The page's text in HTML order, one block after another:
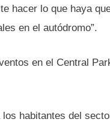
hacer lo que haya
en el autódromo”.
en el Central
habitantes del